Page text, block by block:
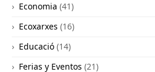
Economia (41)
Ecoxarxes (16)
Educació (14)
Ferias y Eventos (21)